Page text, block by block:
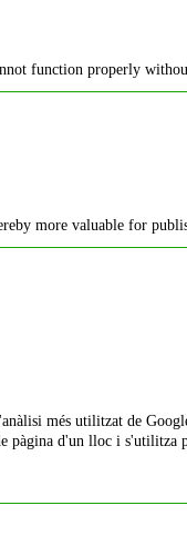
function properly
more valuable for
més utilitzat de
d'un lloc i s'utilitza